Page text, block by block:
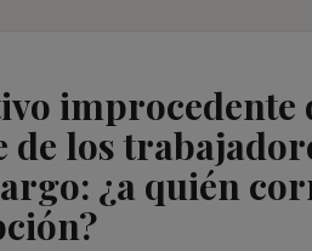
improcedente
los
¿a quién